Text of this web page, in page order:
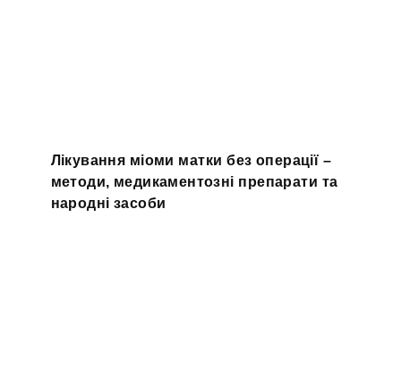
Лікування міоми матки без операції –
методи, медикаментозні препарати та
народні засоби